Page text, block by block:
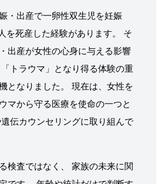
・出産で一卵性双生児を妊娠
を死産した経験があります。 そ
出産が女性の心身に与える影響
トラウマ」となり得る体験の重
となりました。 現在は、女性を
マから守る医療を使命の一つと
伝カウンセリングに取り組んで
検査ではなく、 家族の未来に関